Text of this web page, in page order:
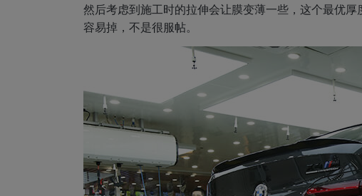
然后考虑到施工时的拉伸会让膜变薄一些，这个最优
容易掉，不是很服帖。